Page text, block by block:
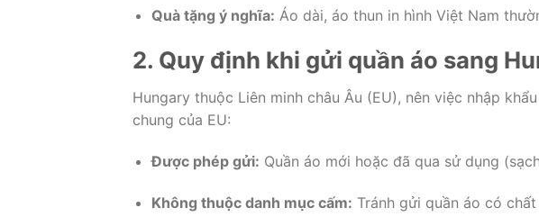
Quà tặng ý nghĩa: Áo dài, áo thun in hình Việt Nam
2. Quy định khi gửi quần áo sang
Hungary thuộc Liên minh châu Âu (EU), nên việc nhập
chung của EU:
Được phép gửi: Quần áo mới hoặc đã qua sử dụng
Không thuộc danh mục cấm: Tránh gửi quần áo có